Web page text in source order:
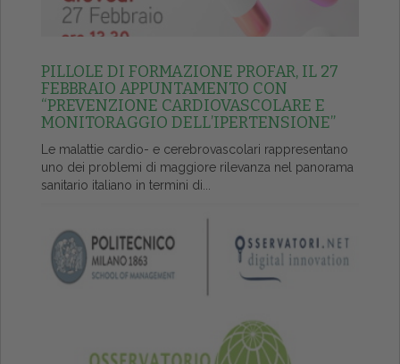
PILLOLE DI FORMAZIONE PROFAR, IL 27
FEBBRAIO APPUNTAMENTO CON
“PREVENZIONE CARDIOVASCOLARE E
MONITORAGGIO DELL’IPERTENSIONE”
Le malattie cardio- e cerebrovascolari rappresentano
uno dei problemi di maggiore rilevanza nel panorama
sanitario italiano in termini di...